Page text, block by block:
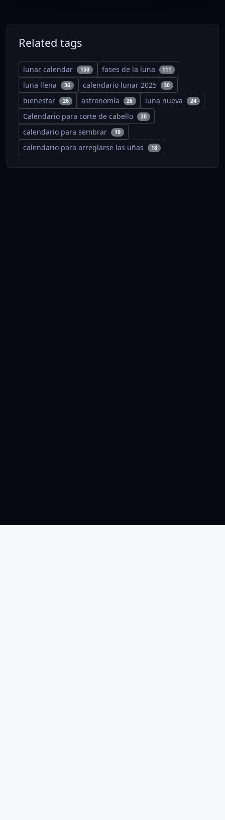
Related tags
lunar calendar 150 fases de la luna 111
luna llena 36 calendario lunar 2025 30
bienestar 26 astronomía 26 luna nueva 24
Calendario para corte de cabello 20
calendario para sembrar 19
calendario para arreglarse las uñas 18